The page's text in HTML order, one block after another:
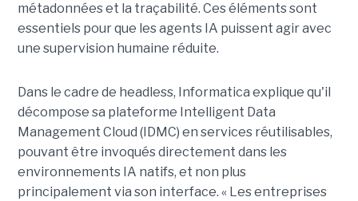
métadonnées et la traçabilité. Ces éléments sont
essentiels pour que les agents IA puissent agir avec
une supervision humaine réduite.
Dans le cadre de headless, Informatica explique qu'il
décompose sa plateforme Intelligent Data
Management Cloud (IDMC) en services réutilisables,
pouvant être invoqués directement dans les
environnements IA natifs, et non plus
principalement via son interface. « Les entreprises